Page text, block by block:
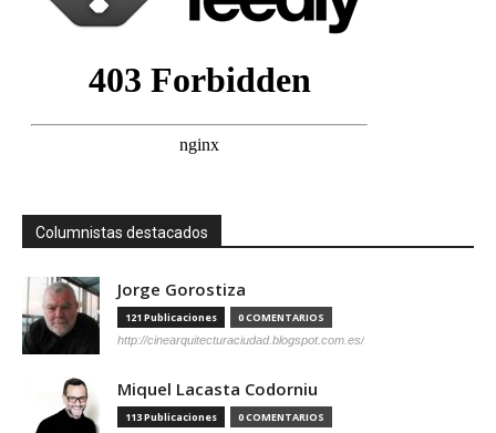
Columnistas destacados
Jorge Gorostiza
121 Publicaciones 0 COMENTARIOS
http://cinearquitecturaciudad.blogspot.com.es/
Miquel Lacasta Codorniu
113 Publicaciones 0 COMENTARIOS